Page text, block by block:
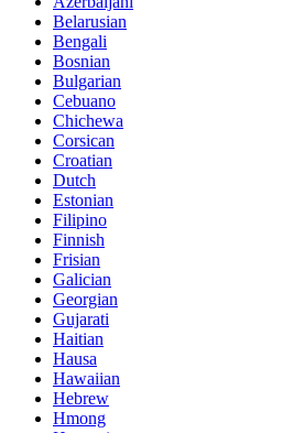
Belarusian
Bengali
Bosnian
Bulgarian
Cebuano
Chichewa
Corsican
Croatian
Dutch
Estonian
Filipino
Finnish
Frisian
Galician
Georgian
Gujarati
Haitian
Hausa
Hawaiian
Hebrew
Hmong